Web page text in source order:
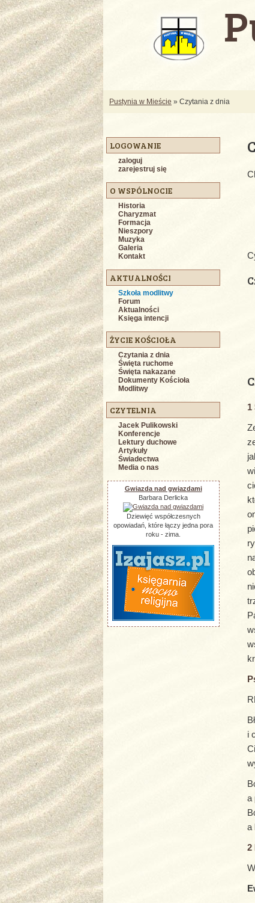
Pustynia w Mieście » Czytania z dnia
1
i
a
a
2
LOGOWANIE
zaloguj
zarejestruj się
O WSPÓLNOCIE
Historia
Charyzmat
Formacja
Nieszpory
Muzyka
Galeria
Kontakt
AKTUALNOŚCI
Szkoła modlitwy
Forum
Aktualności
Księga intencji
ŻYCIE KOŚCIOŁA
Czytania z dnia
Święta ruchome
Święta nakazane
Dokumenty Kościoła
Modlitwy
CZYTELNIA
Jacek Pulikowski
Konferencje
Lektury duchowe
Artykuły
Świadectwa
Media o nas
Gwiazda nad gwiazdami
Barbara Derlicka
Dziewięć współczesnych
opowiadań, które łączy jedna pora
roku - zima.